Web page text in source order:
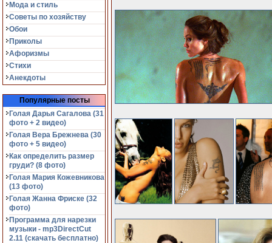
Мода и стиль
Советы по хозяйству
Обои
Приколы
Афоризмы
Стихи
Анекдоты
Популярные посты
Голая Дарья Сагалова (31
фото + 2 видео)
Голая Вера Брежнева (30
фото + 5 видео)
Как определить размер
груди? (8 фото)
Голая Мария Кожевникова
(13 фото)
Голая Жанна Фриске (32
фото)
Программа для нарезки
музыки - mp3DirectCut
2.11 (cкачать бесплатно)